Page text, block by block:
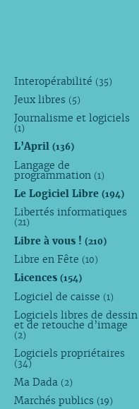
Interopérabilité (35)
Jeux libres (5)
Journalisme et logiciels
(1)
L’April (136)
Langage de
programmation (1)
Le Logiciel Libre (194)
Libertés informatiques
(21)
Libre à vous ! (210)
Libre en Fête (10)
Licences (154)
Logiciel de caisse (1)
Logiciels libres de dessin
et de retouche d’image
(2)
Logiciels propriétaires
(34)
Ma Dada (2)
Marchés publics (19)